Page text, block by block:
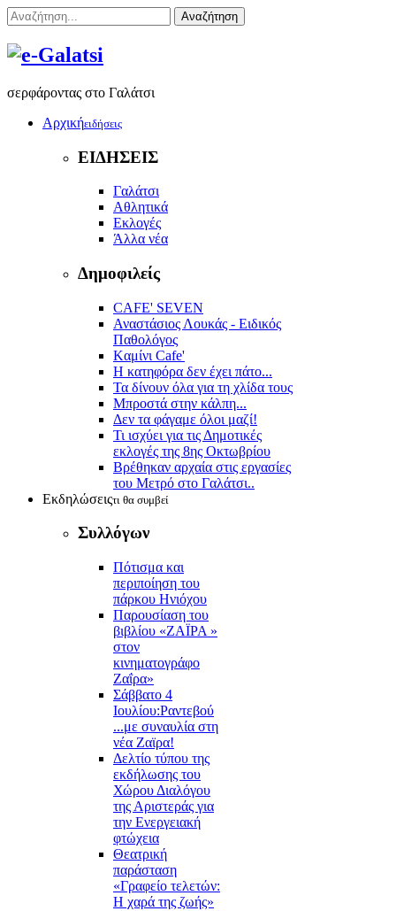
Αναζήτηση
σερφάροντας στο Γαλάτσι
Αρχικήειδήσεις
ΕΙΔΗΣΕΙΣ
Γαλάτσι
Αθλητικά
Εκλογές
Άλλα νέα
Δημοφιλείς
CAFE' SEVEN
Αναστάσιος Λουκάς - Ειδικός
Παθολόγος
Kαμίνι Cafe'
Η κατηφόρα δεν έχει πάτο...
Τα δίνουν όλα για τη χλίδα τους
Μπροστά στην κάλπη...
Δεν τα φάγαμε όλοι μαζί!
Τι ισχύει για τις Δημοτικές
εκλογές της 8ης Οκτωβρίου
Βρέθηκαν αρχαία στις εργασίες
του Μετρό στο Γαλάτσι..
Εκδηλώσειςτι θα συμβεί
Συλλόγων
Πότισμα και
περιποίηση του
πάρκου Ηνιόχου
Παρουσίαση του
βιβλίου «ΖΑΪΡΑ »
στον
κινηματογράφο
Ζαΐρα»
Σάββατο 4
Ιουλίου:Ραντεβού
...με συναυλία στη
νέα Ζαϊρα!
Δελτίο τύπου της
εκδήλωσης του
Χώρου Διαλόγου
της Αριστεράς για
την Ενεργειακή
φτώχεια
Θεατρική
παράσταση
«Γραφείο τελετών:
Η χαρά της ζωής»